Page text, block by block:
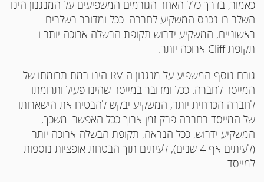
כאמור, בדרך כלל האחד הגורמים המשפיעים על המנגנון הינו
השלב בו נכנס המשקיע לחברה. ככל ומדובר בשלבים
ראשוניים, המשקיע ידרוש תקופת הבשלה ארוכה יותר ו-
תקופת Cliff ארוכה יותר.
גורם נוסף המשפיע על מנגנון ה-RV הינו רמת תרומתו של
המייסד לחברה. ככל ומדובר במייסד שהינו פעיל ותרומתו
לחברה הכרחית יותר, המשקיע יבקש להבטיח את הישארותו
של המייסד בחברה פרק זמן ארוך ככל האפשר. משכך,
המשקיע ידרוש, ככל הנראה, תקופת הבשלה ארוכה יותר
(לעיתים אף 4 שנים), לעיתים תוך הבטחת אופציות נוספות
למייסד.